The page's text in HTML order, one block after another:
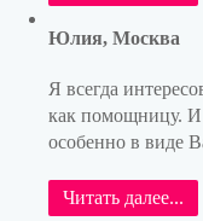
Юлия, Москва
Я всегда
как помощницу. И
особенно в виде
Читать далее...